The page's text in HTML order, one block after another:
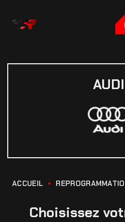
AUDI
ACCUEIL
Choisissez